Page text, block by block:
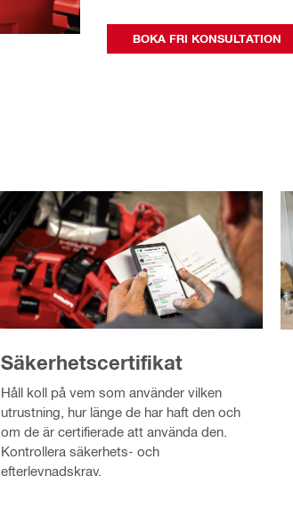
BOKA FRI KONSULTATION
Säkerhetscertifikat
Håll koll på vem som använder vilken
utrustning, hur länge de har haft den och
om de är certifierade att använda den.
Kontrollera säkerhets- och
efterlevnadskrav.